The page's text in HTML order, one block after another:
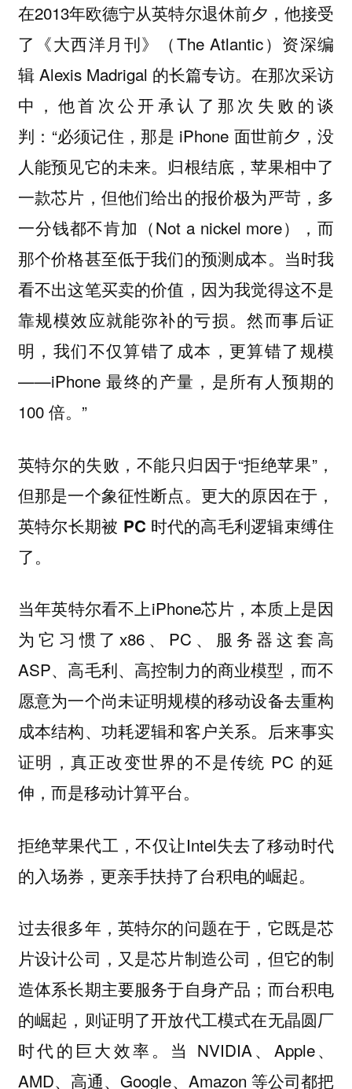
在2013年欧德宁从英特尔退休前夕，他接受
了《大西洋月刊》（The Atlantic）资深编
辑 Alexis Madrigal 的长篇专访。在那次采访
中，他首次公开承认了那次失败的谈
判：“必须记住，那是 iPhone 面世前夕，没
人能预见它的未来。归根结底，苹果相中了
一款芯片，但他们给出的报价极为严苛，多
一分钱都不肯加（Not a nickel more），而
那个价格甚至低于我们的预测成本。当时我
看不出这笔买卖的价值，因为我觉得这不是
靠规模效应就能弥补的亏损。然而事后证
明，我们不仅算错了成本，更算错了规模
——iPhone 最终的产量，是所有人预期的
100 倍。”
英特尔的失败，不能只归因于“拒绝苹果”，
但那是一个象征性断点。更大的原因在于，
英特尔长期被 PC 时代的高毛利逻辑束缚住
了。
当年英特尔看不上iPhone芯片，本质上是因
为它习惯了x86、PC、服务器这套高
ASP、高毛利、高控制力的商业模型，而不
愿意为一个尚未证明规模的移动设备去重构
成本结构、功耗逻辑和客户关系。后来事实
证明，真正改变世界的不是传统 PC 的延
伸，而是移动计算平台。
拒绝苹果代工，不仅让Intel失去了移动时代
的入场券，更亲手扶持了台积电的崛起。
过去很多年，英特尔的问题在于，它既是芯
片设计公司，又是芯片制造公司，但它的制
造体系长期主要服务于自身产品；而台积电
的崛起，则证明了开放代工模式在无晶圆厂
时代的巨大效率。当 NVIDIA、Apple、
AMD、高通、Google、Amazon 等公司都把